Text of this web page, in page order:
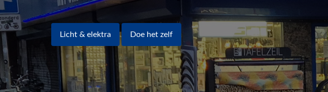
Licht & elektra Doe het zelf